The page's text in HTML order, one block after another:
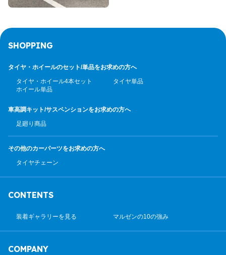
SHOPPING
タイヤ・ホイールのセット/単品をお求めの方へ
タイヤ・ホイール4本セット
タイヤ単品
ホイール単品
車高調キット/サスペンションをお求めの方へ
足廻り商品
その他のカーパーツをお求めの方へ
タイヤチェーン
CONTENTS
装着ギャラリーを見る マルゼンの10の強み
COMPANY